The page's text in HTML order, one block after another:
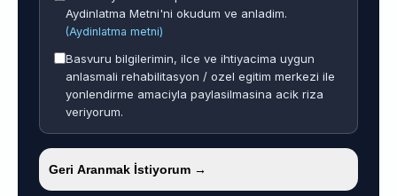
Aydinlatma Metni'ni okudum ve anladim.
(Aydinlatma metni)
Basvuru bilgilerimin, ilce ve ihtiyacima uygun
anlasmali rehabilitasyon / ozel egitim merkezi ile
yonlendirme amaciyla paylasilmasina acik riza
veriyorum.
Geri Aranmak İstiyorum →